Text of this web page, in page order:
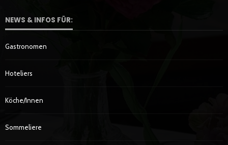
NEWS & INFOS FÜR:
Gastronomen
Hoteliers
Köche/innen
Sommeliere